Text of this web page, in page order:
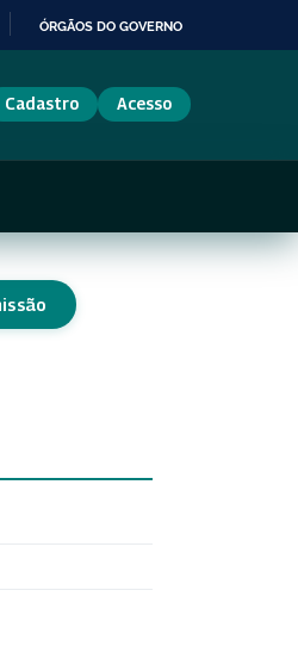
ÓRGÃOS DO GOVERNO
Cadastro Acesso